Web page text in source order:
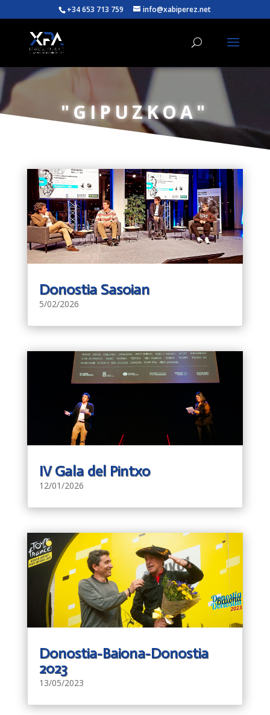
+34 653 713 759 info@xabiperez.net
"GIPUZKOA"
Donostia Sasoian
5/02/2026
IV Gala del Pintxo
12/01/2026
Donostia-Baiona-Donostia
2023
13/05/2023